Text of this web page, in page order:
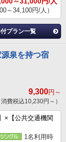
～34,100円/人）
プラン一覧
泉を持つ宿
9,300円～
消費税込10,230円～）
×【公共交通機関
1名利用時